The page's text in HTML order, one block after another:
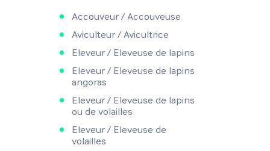
Accouveur / Accouveuse
Aviculteur / Avicultrice
Eleveur / Eleveuse de lapins
Eleveur / Eleveuse de lapins
angoras
Eleveur / Eleveuse de lapins
ou de volailles
Eleveur / Eleveuse de
volailles